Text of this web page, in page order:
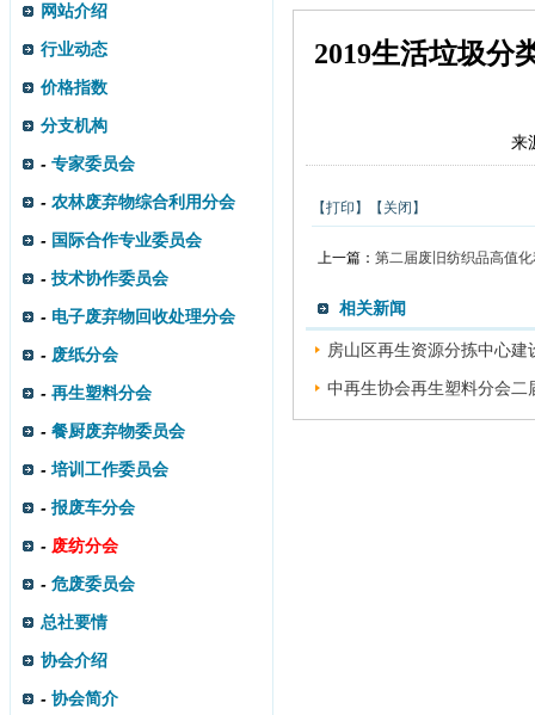
网站介绍
行业动态
价格指数
分支机构
- 专家委员会
- 农林废弃物综合利用分会
- 国际合作专业委员会
- 技术协作委员会
- 电子废弃物回收处理分会
- 废纸分会
- 再生塑料分会
- 餐厨废弃物委员会
-培训工作委员会
- 报废车分会
- 废纺分会
- 危废委员会
总社要情
协会介绍
- 协会简介
2019生活垃圾分
来
【打印】 【关闭】
上一篇： 第二届废旧纺织品高值
相关新闻
房山区再生资源分拣中心建
中再生协会再生塑料分会二